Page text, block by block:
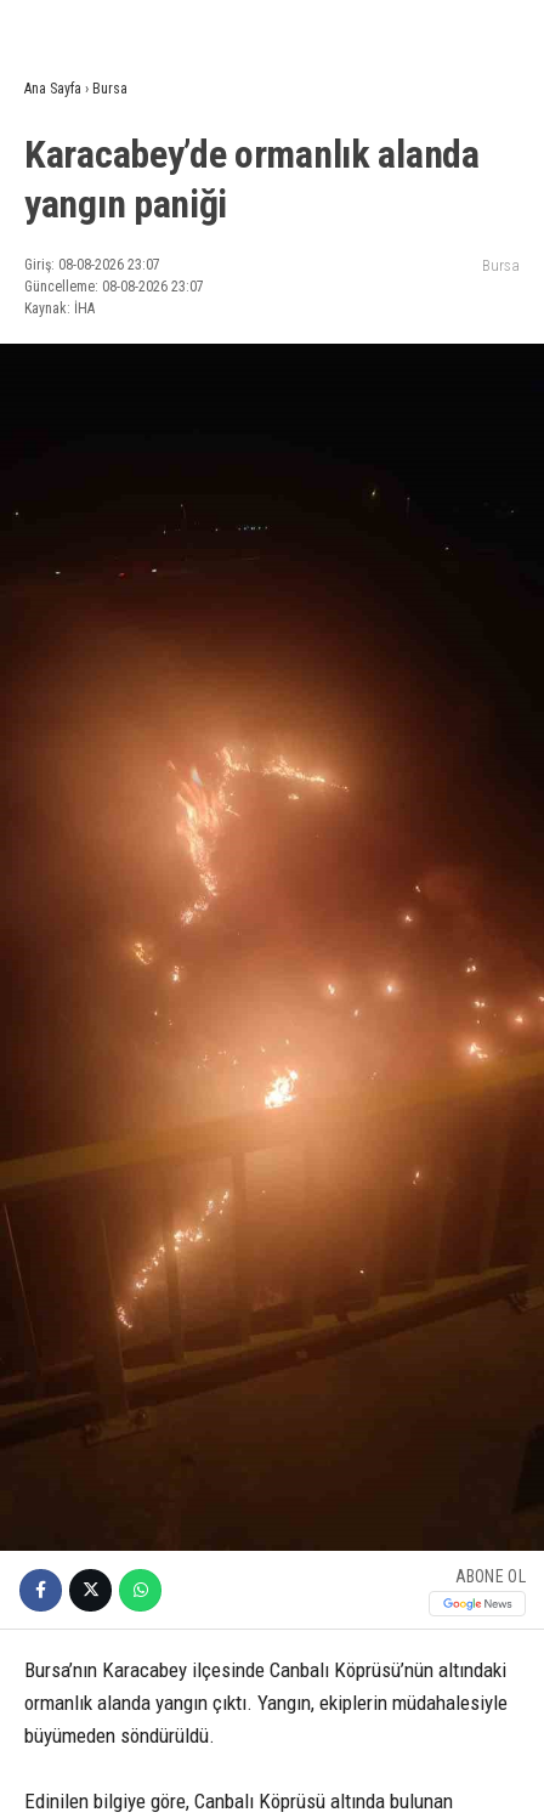
Ana Sayfa › Bursa
Karacabey’de ormanlık alanda
yangın paniği
Giriş: 08-08-2026 23:07
Güncelleme: 08-08-2026 23:07
Kaynak: İHA
Bursa
ABONE OL
Bursa’nın Karacabey ilçesinde Canbalı Köprüsü’nün altındaki
ormanlık alanda yangın çıktı. Yangın, ekiplerin müdahalesiyle
büyümeden söndürüldü.
Edinilen bilgiye göre, Canbalı Köprüsü altında bulunan